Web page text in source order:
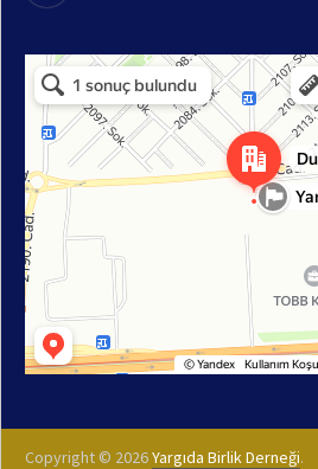
Copyright © 2026Yargıda Birlik Derneği.